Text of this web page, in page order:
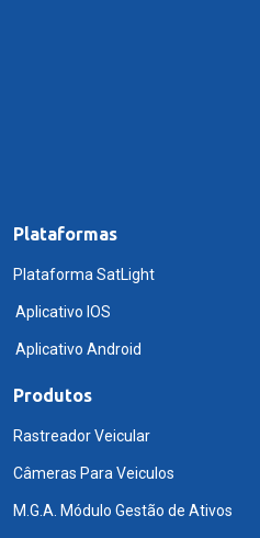
Plataformas
Plataforma SatLight
Aplicativo IOS
Aplicativo Android
Produtos
Rastreador Veicular
Câmeras Para Veiculos
M.G.A. Módulo Gestão de Ativos